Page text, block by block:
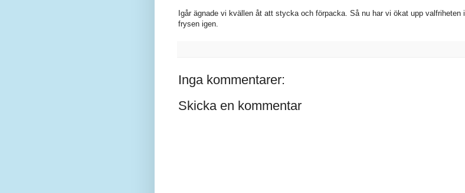
Igår ägnade vi kvällen åt att stycka och förpacka. Så nu har vi ökat upp valfriheten i
frysen igen.
Inga kommentarer:
Skicka en kommentar